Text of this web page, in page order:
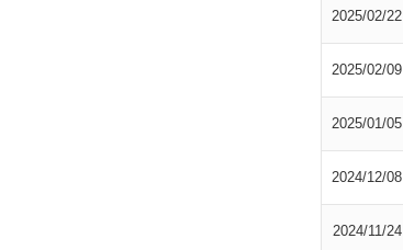
2025/02/22
2025/02/09
2025/01/05
2024/12/08
2024/11/24